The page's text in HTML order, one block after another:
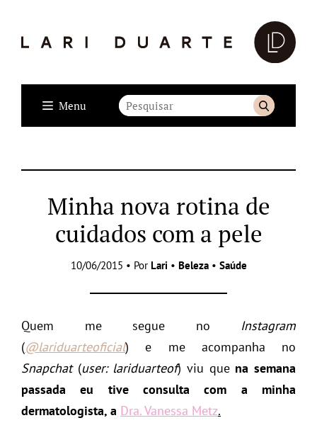
Menu
Minha nova rotina de
cuidados com a pele
10/06/2015 • Por Lari • Beleza• Saúde
Quem me segue no Instagram
(@lariduarteoficial) e me acompanha no
Snapchat(user: lariduarteof) viu que na semana
passada eu tive consulta com a minha
dermatologista, a Dra. Vanessa Metz.